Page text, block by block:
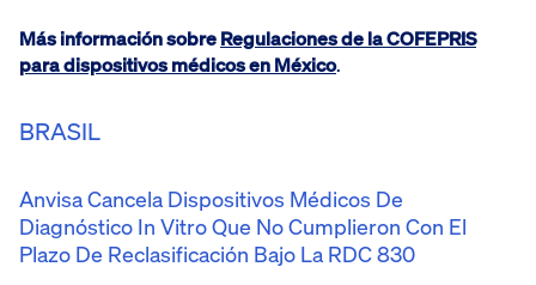
Más información sobreRegulaciones de la COFEPRIS
para dispositivos médicos en México.
BRASIL
Anvisa Cancela Dispositivos Médicos De
Diagnóstico In Vitro Que No Cumplieron Con El
Plazo De Reclasificación Bajo La RDC 830